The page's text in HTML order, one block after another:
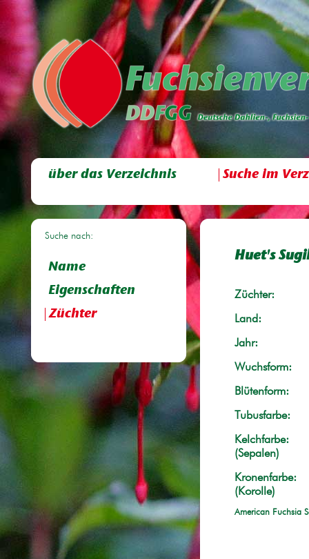
über das Verzeichnis Suche im
Suche nach:
Name
Eigenschaften
Züchter
Huet's
Züchter:
Land:
Jahr:
Wuchsform:
Blütenform:
Tubusfarbe:
Kelchfarbe:
(Sepalen)
Kronenfarbe:
(Korolle)
American Fuchsia